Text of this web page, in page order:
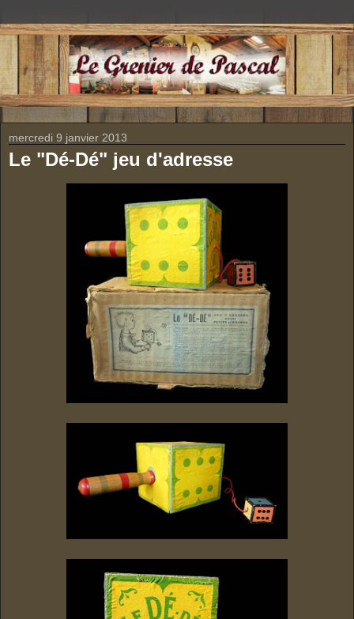
mercredi 9 janvier 2013
Le "Dé-Dé" jeu d'adresse